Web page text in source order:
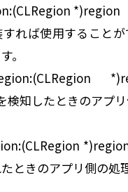
*)region
れば使用すること
。
検知したときのアプ
ときのアプリ側の処